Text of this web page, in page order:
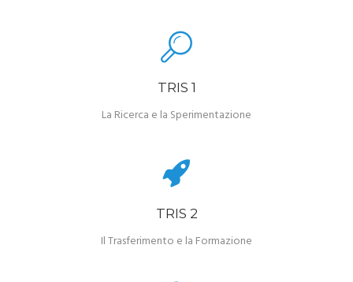
TRIS 1
La Ricerca e la Sperimentazione
TRIS 2
Il Trasferimento e la Formazione